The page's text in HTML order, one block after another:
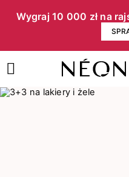
Wygraj 10 000 zł na